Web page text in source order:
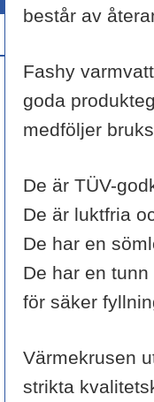
består av
Fashy
goda
medföljer
De är TÜV-
De är luktfria
De har en
De har en
för säker
Värmekrusen
strikta